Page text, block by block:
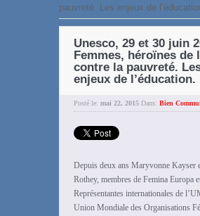
pauvreté. Les enjeux de
Unesco, 29 et 30 juin
Femmes, héroïnes de
contre la pauvreté.
enjeux de l’éducation.
Posté le: mai 22, 2015 Dans: Bien
Depuis deux ans Maryvonne Kayser
Rothey, membres de Femina Europa
Représentantes internationales de
Union Mondiale des Organisations